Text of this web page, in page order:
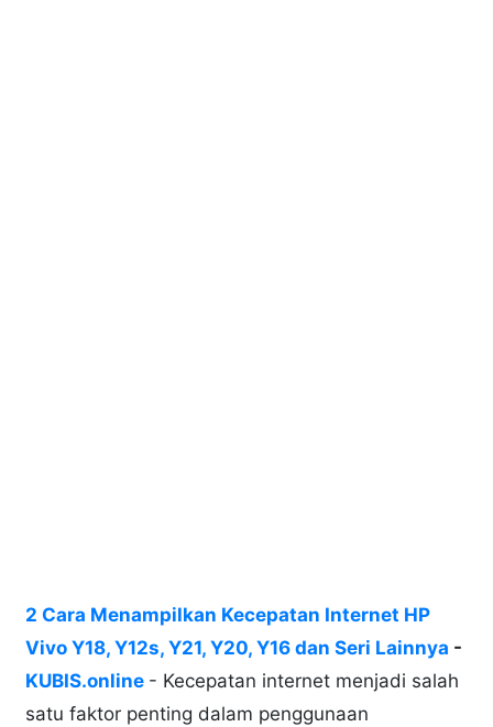
2 Cara Menampilkan Kecepatan Internet HP
Vivo Y18, Y12s, Y21, Y20, Y16 dan Seri Lainnya -
KUBIS.online - Kecepatan internet menjadi salah
satu faktor penting dalam penggunaan